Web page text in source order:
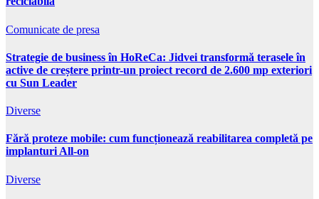
Comunicate de presa
Strategie de business în HoReCa: Jidvei transformă terasele în
active de creștere printr-un proiect record de 2.600 mp exteriori
cu Sun Leader
Diverse
Fără proteze mobile: cum funcționează reabilitarea completă pe
implanturi All-on
Diverse